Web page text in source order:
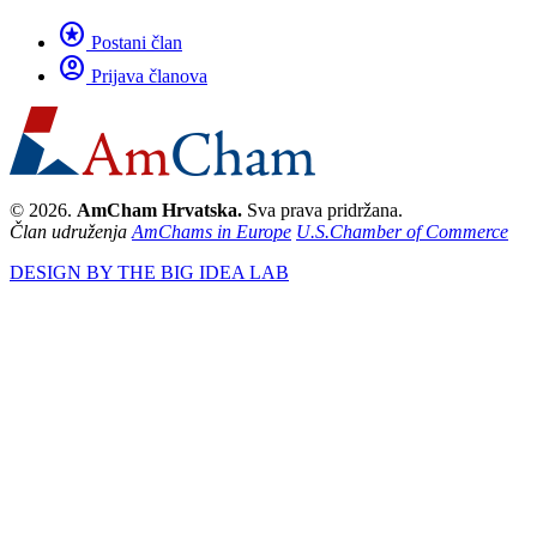
stars Postani član
account_circle Prijava članova
© 2026. AmCham Hrvatska. Sva prava pridržana.
Član udruženja AmChams in Europe U.S.Chamber of Commerce
DESIGN BY THE BIG IDEA LAB